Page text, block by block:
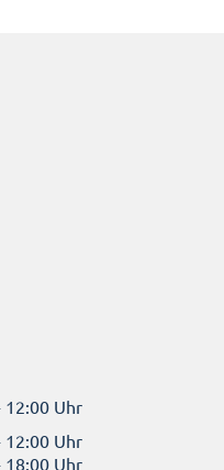
12:00 Uhr
12:00 Uhr
18:00 Uhr